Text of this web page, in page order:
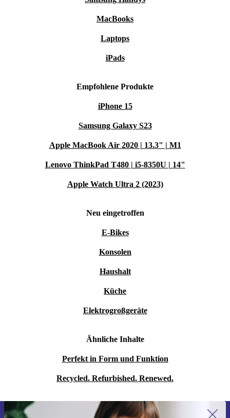
MacBooks
Laptops
iPads
Empfohlene Produkte
iPhone 15
Samsung Galaxy S23
Apple MacBook Air 2020 | 13.3" | M1
Lenovo ThinkPad T480 | i5-8350U | 14"
Apple Watch Ultra 2 (2023)
Neu eingetroffen
E-Bikes
Konsolen
Haushalt
Küche
Elektrogroßgeräte
Ähnliche Inhalte
Perfekt in Form und Funktion
Recycled. Refurbished. Renewed.